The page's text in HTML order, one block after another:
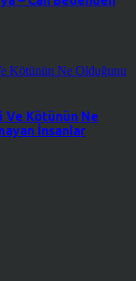
Ve Kötünün Ne
İnsanlar